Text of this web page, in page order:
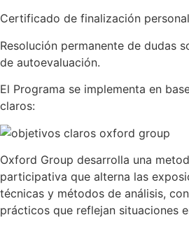
Certificado de finalización
Resolución permanente de dudas
de autoevaluación.
El Programa se implementa en
claros:
Oxford Group desarrolla una
participativa que alterna las
técnicas y métodos de análisis,
prácticos que reflejan situaciones